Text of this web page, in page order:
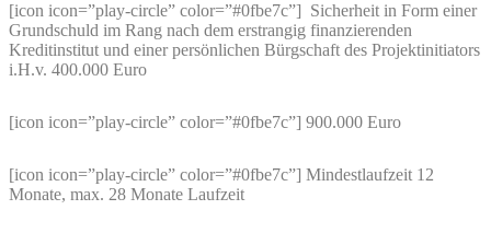
[icon icon=”play-circle” color=”#0fbe7c”] Sicherheit in Form einer
Grundschuld im Rang nach dem erstrangig finanzierenden
Kreditinstitut und einer persönlichen Bürgschaft des Projektinitiators
i.H.v. 400.000 Euro
[icon icon=”play-circle” color=”#0fbe7c”] 900.000 Euro
[icon icon=”play-circle” color=”#0fbe7c”] Mindestlaufzeit 12
Monate, max. 28 Monate Laufzeit